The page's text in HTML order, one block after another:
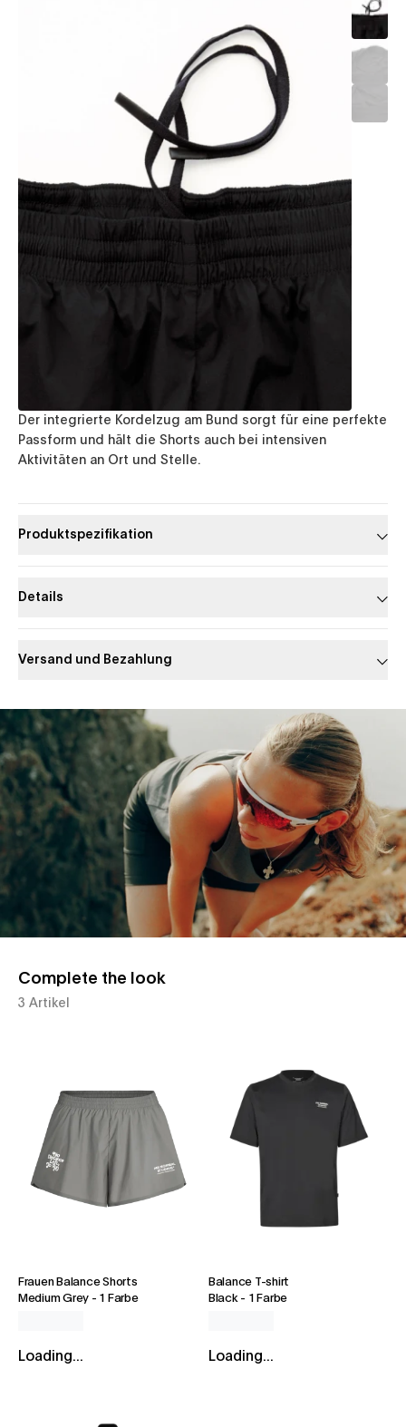
Der integrierte Kordelzug am Bund sorgt für eine perfekte
Passform und hält die Shorts auch bei intensiven
Aktivitäten an Ort und Stelle.
Produktspezifikation
Details
Versand und Bezahlung
Slide 1 of 1
Complete the look
3 Artikel
Frauen Balance Shorts
Medium Grey - 1 Farbe
Loading...
Balance T-shirt
Black- 1 Farbe
Loading...